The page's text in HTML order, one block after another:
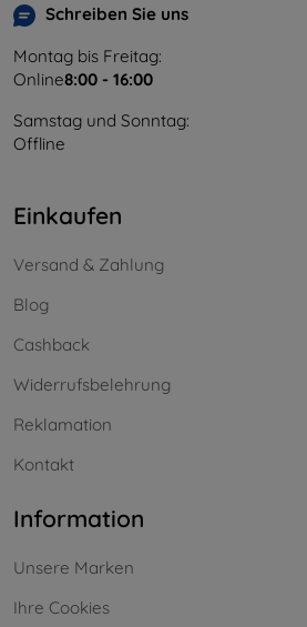
Schreiben Sie uns
Montag bis Freitag:
Online8:00 - 16:00
Samstag und Sonntag:
Offline
Einkaufen
Versand & Zahlung
Blog
Cashback
Widerrufsbelehrung
Reklamation
Kontakt
Information
Unsere Marken
Ihre Cookies